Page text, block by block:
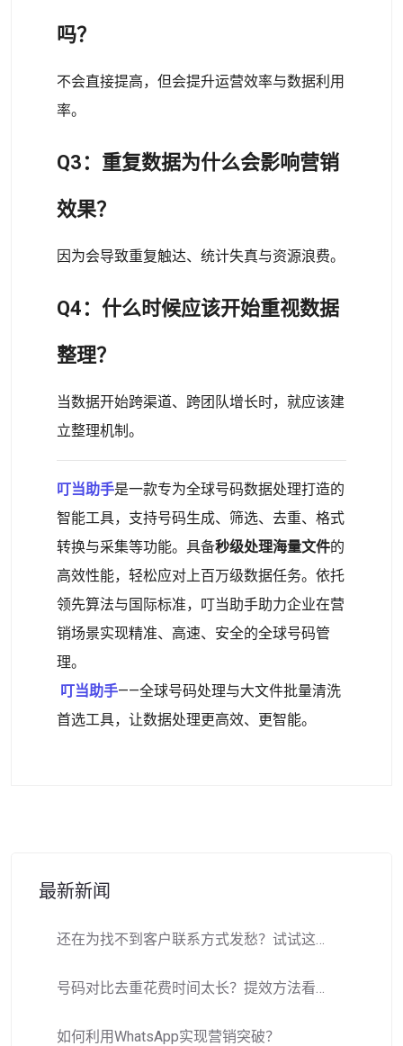
吗？
不会直接提高，但会提升运营效率与数据利用
率。
Q3：重复数据为什么会影响营销
效果？
因为会导致重复触达、统计失真与资源浪费。
Q4：什么时候应该开始重视数据
整理？
当数据开始跨渠道、跨团队增长时，就应该建
立整理机制。
叮当助手是一款专为全球号码数据处理打造的
智能工具，支持号码生成、筛选、去重、格式
转换与采集等功能。具备秒级处理海量文件的
高效性能，轻松应对上百万级数据任务。依托
领先算法与国际标准，叮当助手助力企业在营
销场景实现精准、高速、安全的全球号码管
理。
叮当助手——全球号码处理与大文件批量清洗
首选工具，让数据处理更高效、更智能。
最新新闻
还在为找不到客户联系方式发愁？试试这款手机号码批量生成工具！
号码对比去重花费时间太长？提效方法看这里！​
如何利用WhatsApp实现营销突破？